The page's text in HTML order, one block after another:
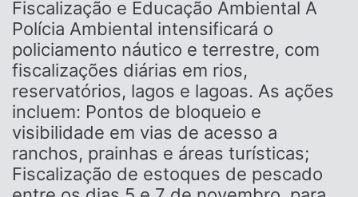
Fiscalização e Educação Ambiental A
Polícia Ambiental intensificará o
policiamento náutico e terrestre, com
fiscalizações diárias em rios,
reservatórios, lagos e lagoas. As ações
incluem: Pontos de bloqueio e
visibilidade em vias de acesso a
ranchos, prainhas e áreas turísticas;
Fiscalização de estoques de pescado